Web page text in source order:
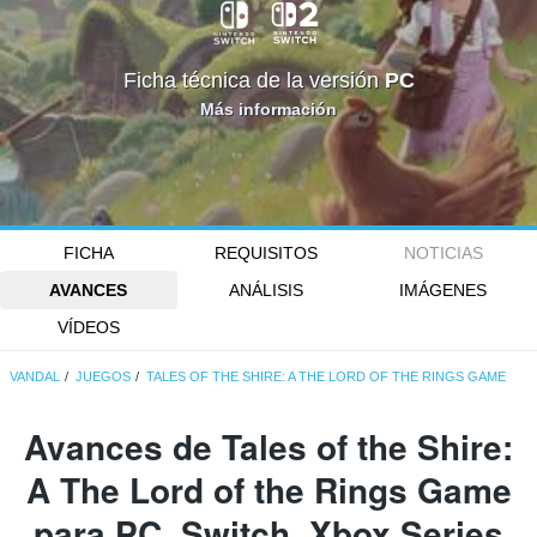
Ficha técnica de la versiónPC
Más información
FICHA REQUISITOS
NOTICIAS
AVANCES
ANÁLISIS
IMÁGENES
VÍDEOS
VANDAL JUEGOS TALES OF THE SHIRE: A THE LORD OF THE RINGS GAME
Avances de Tales of the Shire:
A The Lord of the Rings Game